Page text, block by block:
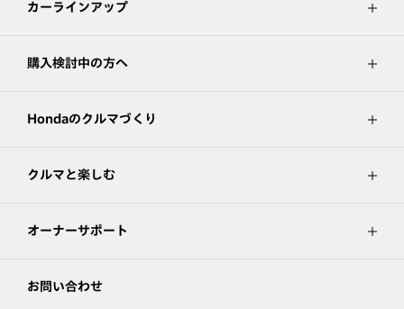
カーラインアップ
購入検討中の方へ
Hondaのクルマづくり
クルマと楽しむ
オーナーサポート
お問い合わせ